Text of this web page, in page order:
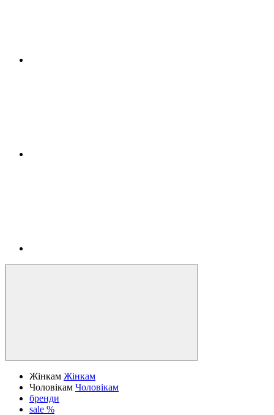
Жінкам Жінкам
Чоловікам Чоловікам
бренди
sale %